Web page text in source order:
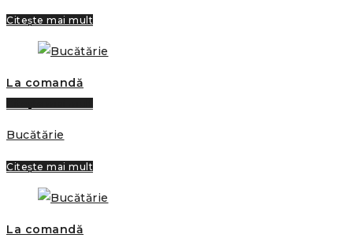
Citește mai mult
La comandă
Bucătărie
Citește mai mult
La comandă